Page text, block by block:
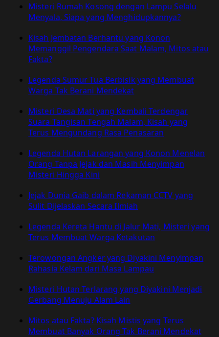
Misteri Rumah Kosong dengan Lampu Selalu
Menyala, Siapa yang Menghidupkannya?
Kisah Jembatan Berhantu yang Konon
Memanggil Pengendara Saat Malam, Mitos atau
Fakta?
Legenda Sumur Tua Berbisik yang Membuat
Warga Tak Berani Mendekat
Misteri Desa Mati yang Kembali Terdengar
Suara Tangisan Tengah Malam, Kisah yang
Terus Mengundang Rasa Penasaran
Legenda Hutan Larangan yang Konon Menelan
Orang Tanpa Jejak dan Masih Menyimpan
Misteri Hingga Kini
Jejak Dunia Gaib dalam Rekaman CCTV yang
Sulit Dijelaskan Secara Ilmiah
Legenda Kereta Hantu di Jalur Mati, Misteri yang
Terus Membuat Warga Ketakutan
Terowongan Angker yang Diyakini Menyimpan
Rahasia Kelam dari Masa Lampau
Misteri Hutan Terlarang yang Diyakini Menjadi
Gerbang Menuju Alam Lain
Mitos atau Fakta? Kisah Mistis yang Terus
Membuat Banyak Orang Tak Berani Mendekat